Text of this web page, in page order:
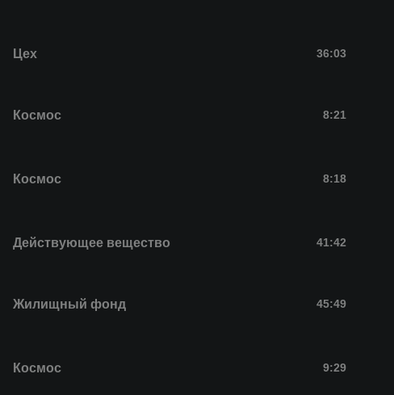
Цех 36:03
Космос 8:21
Космос 8:18
Действующее вещество 41:42
Жилищный фонд 45:49
Космос 9:29